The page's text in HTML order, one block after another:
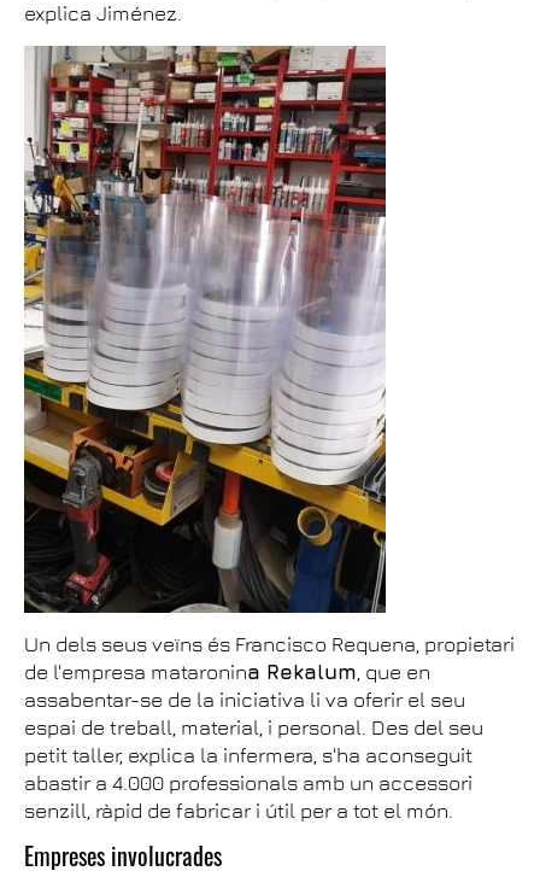
explica Jiménez.
Un dels seus veïns és Francisco Requena, propietari
de l'empresa mataronina Rekalum, que en
assabentar-se de la iniciativa li va oferir el seu
espai de treball, material, i personal. Des del seu
petit taller, explica la infermera, s'ha aconseguit
abastir a 4.000 professionals amb un accessori
senzill, ràpid de fabricar i útil per a tot el món.
Empreses involucrades